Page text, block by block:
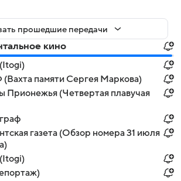
прошедшие передачи
кино
памяти Сергея Маркова)
Прионежья (Четвертая плавучая
газета (Обзор номера 31 июля